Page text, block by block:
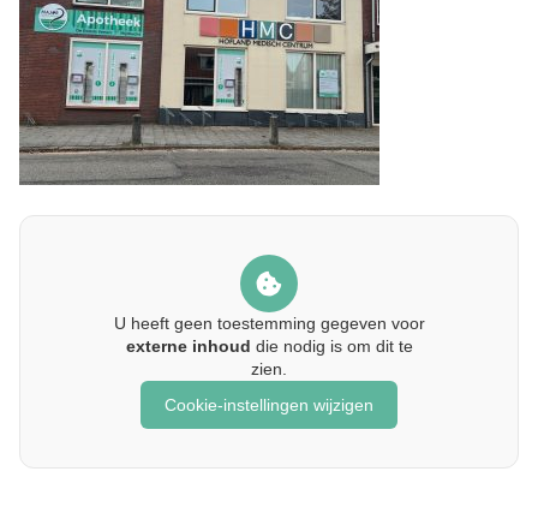
U heeft geen toestemming gegeven voor
externe inhoud die nodig is om dit te
zien.
Cookie-instellingen wijzigen